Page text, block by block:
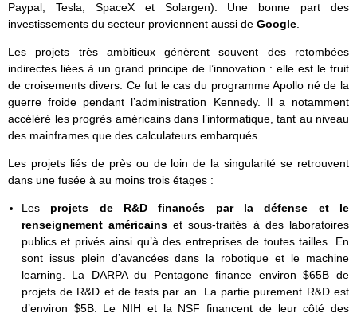
Paypal, Tesla, SpaceX et Solargen). Une bonne part des
investissements du secteur proviennent aussi de Google
Les projets très ambitieux génèrent souvent des retombées
indirectes liées à un grand principe de l’innovation : elle est le fruit
de croisements divers. Ce fut le cas du programme Apollo né de la
guerre froide pendant l’administration Kennedy. Il a notamment
accéléré les progrès américains dans l’informatique, tant au niveau
des mainframes que des calculateurs embarqués.
Les projets liés de près ou de loin de la singularité se retrouvent
dans une fusée à au moins trois étages :
Les projets de R&D
financés par la défense et le
renseignement américains et sous-traités à des laboratoires
publics et privés ainsi qu’à des entreprises de toutes tailles. En
sont issus plein d’avancées dans la robotique et le machine
learning. La DARPA du Pentagone finance environ $65B de
projets de R&D et de tests par an. La partie purement R&D est
d’environ $5B. Le NIH et la NSF financent de leur côté des